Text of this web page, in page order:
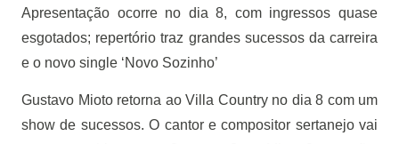
Apresentação ocorre no dia 8, com ingressos quase
esgotados; repertório traz grandes sucessos da carreira
e o novo single ‘Novo Sozinho’
Gustavo Mioto retorna ao Villa Country no dia 8 com um
show de sucessos. O cantor e compositor sertanejo vai